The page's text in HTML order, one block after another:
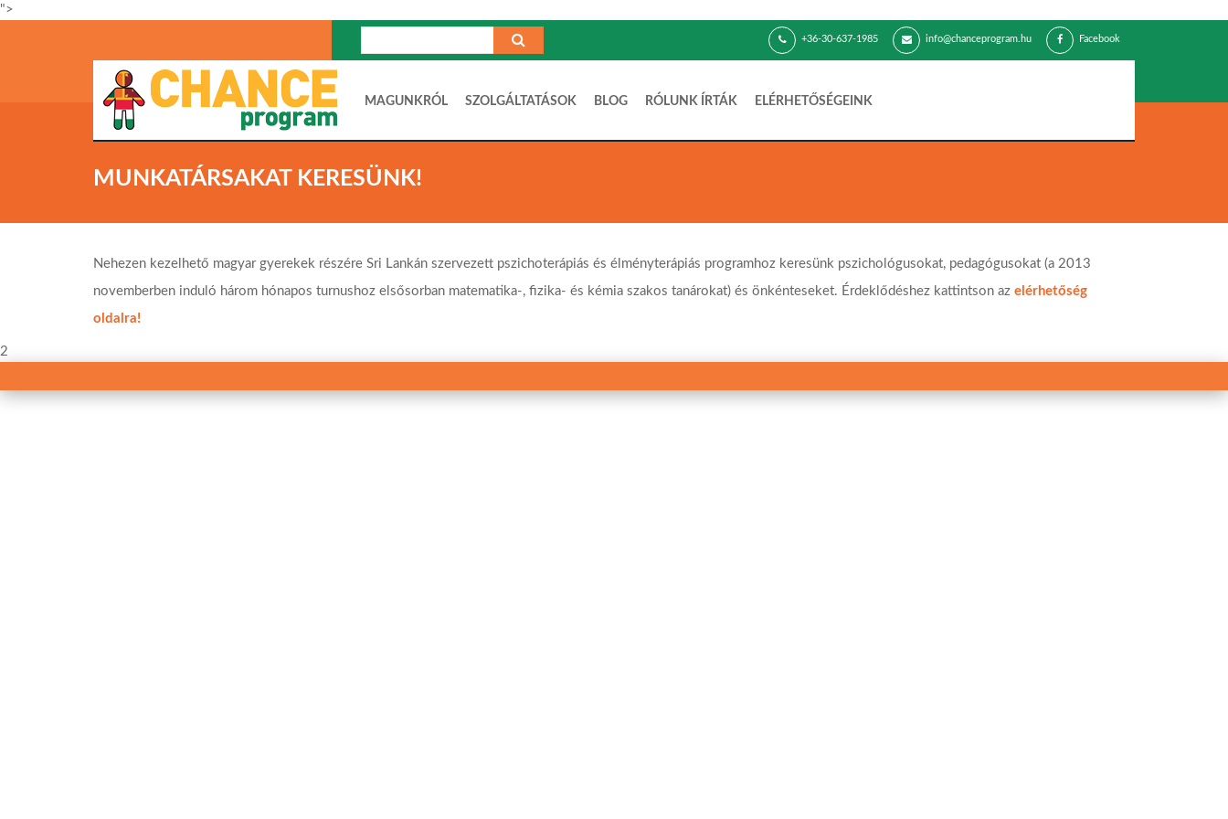
">
+36-30-637-1985 info@chanceprogram.hu Facebook
MAGUNKRÓL SZOLGÁLTATÁSOK BLOG RÓLUNK ÍRTÁK ELÉRHETŐSÉGEINK
MUNKATÁRSAKAT KERESÜNK!
Nehezen kezelhető magyar gyerekek részére Sri Lankán szervezett pszichoterápiás és élményterápiás programhoz keresünk pszichológusokat, pedagógusokat (a 2013
novemberben induló három hónapos turnushoz elsősorban matematika-, fizika- és kémia szakos tanárokat) és önkénteseket. Érdeklődéshez kattintson az elérhetőség
oldalra!
2